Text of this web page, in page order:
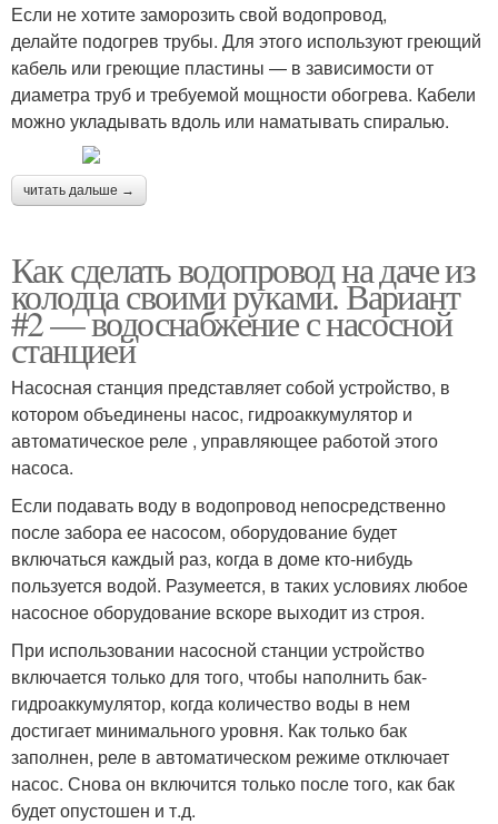
Если не хотите заморозить свой водопровод,
делайте подогрев трубы. Для этого используют греющий
кабель или греющие пластины — в зависимости от
диаметра труб и требуемой мощности обогрева. Кабели
можно укладывать вдоль или наматывать спиралью.
читать дальше →
Как сделать водопровод на даче из
колодца своими руками. Вариант
#2 — водоснабжение с насосной
станцией
Насосная станция представляет собой устройство, в
котором объединены насос, гидроаккумулятор и
автоматическое реле , управляющее работой этого
насоса.
Если подавать воду в водопровод непосредственно
после забора ее насосом, оборудование будет
включаться каждый раз, когда в доме кто-нибудь
пользуется водой. Разумеется, в таких условиях любое
насосное оборудование вскоре выходит из строя.
При использовании насосной станции устройство
включается только для того, чтобы наполнить бак-
гидроаккумулятор, когда количество воды в нем
достигает минимального уровня. Как только бак
заполнен, реле в автоматическом режиме отключает
насос. Снова он включится только после того, как бак
будет опустошен и т.д.